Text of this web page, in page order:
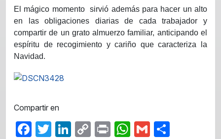
El mágico momento
sirvió además para hacer un alto
en las obligaciones diarias de cada trabajador y
compartir de un grato almuerzo familiar, anticipando el
espíritu de recogimiento y cariño que caracteriza la
Navidad.
Compartir en
Facebook
Twitter
LinkedIn
CopyPrintWhatsApp
Gmail